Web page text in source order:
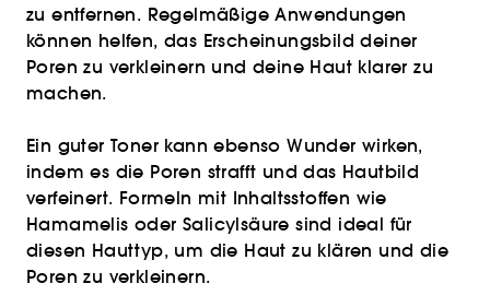
zu entfernen. Regelmäßige Anwendungen
können helfen, das Erscheinungsbild deiner
Poren zu verkleinern und deine Haut klarer zu
machen.
Ein guter Toner kann ebenso Wunder wirken,
indem es die Poren strafft und das Hautbild
verfeinert. Formeln mit Inhaltsstoffen wie
Hamamelis oder Salicylsäure sind ideal für
diesen Hauttyp, um die Haut zu klären und die
Poren zu verkleinern.